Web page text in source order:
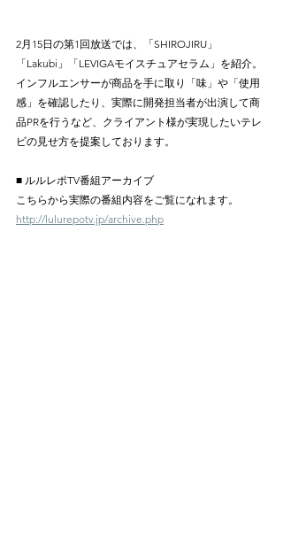
2月15日の第1回放送では、「SHIROJIRU」
「Lakubi」「LEVIGAモイスチュアセラム」を紹介。
インフルエンサーが商品を手に取り「味」や「使用
感」を確認したり、実際に開発担当者が出演して商
品PRを行うなど、クライアント様が実現したいテレ
ビの見せ方を提案しております。
■ ルルレポTV番組アーカイブ
こちらから実際の番組内容をご覧になれます。
http://lulurepotv.jp/archive.php